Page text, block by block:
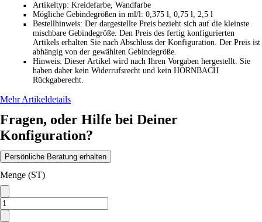
■ Artikeltyp: Kreidefarbe, Wandfarbe
■ Mögliche Gebindegrößen in ml/l: 0,375 l, 0,75 l, 2,5 l
■ Bestellhinweis: Der dargestellte Preis bezieht sich auf die kleinste
mischbare Gebindegröße. Den Preis des fertig konfigurierten
Artikels erhalten Sie nach Abschluss der Konfiguration. Der Preis ist
abhängig von der gewählten Gebindegröße.
■ Hinweis: Dieser Artikel wird nach Ihren Vorgaben hergestellt. Sie
haben daher kein Widerrufsrecht und kein HORNBACH
Rückgaberecht.
Mehr Artikeldetails
Fragen, oder Hilfe bei Deiner
Konfiguration?
Persönliche Beratung erhalten
Menge (ST)